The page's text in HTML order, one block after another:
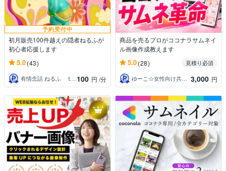
予約受付中
初月販売100件越えの隠者ねるふが
初心者応援します
5.0(43)
有情念話 ねるふ ﾋﾋﾞｷﾏﾉｽﾍﾞｼ100 円 /分
商品を売るプロがココナラサムネイ
ル画像作成教えます
5.0(28)
見積り必須
ゆーこ☆女性向け共感セールスライター 3,000 円